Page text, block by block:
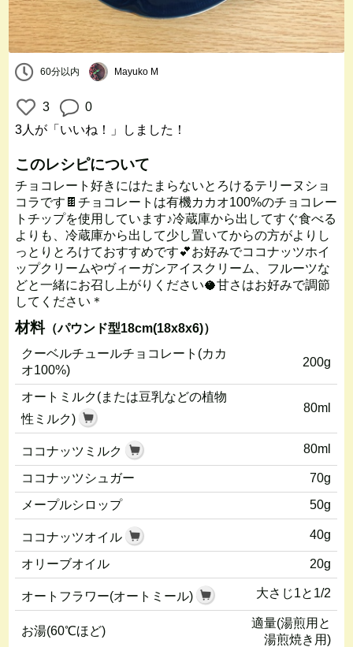
60分以内 Mayuko M
3
0
3人 が「いいね！」しました！
このレシピについて
チョコレート好きにはたまらないとろけるテリーヌショ
コラです🍫チョコレートは有機カカオ100%のチョコレー
トチップを使用しています♪冷蔵庫から出してすぐ食べる
よりも、冷蔵庫から出して少し置いてからの方がよりし
っとりとろけておすすめです💕お好みでココナッツホイ
ップクリームやヴィーガンアイスクリーム、フルーツな
どと一緒にお召し上がりください🥥甘さはお好みで調節
してください＊
材料（パウンド型18cm(18x8x6)）
クーベルチュールチョコレート(カカ
オ100%)
200g
オートミルク(または豆乳などの植物
性ミルク)
80ml
ココナッツミルク 80ml
ココナッツシュガー
70g
メープルシロップ
50g
ココナッツオイル 40g
オリーブオイル 20g
オートフラワー(オートミール) 大さじ1と1/2
お湯(60℃ほど)
適量(湯煎用と
湯煎焼き用)